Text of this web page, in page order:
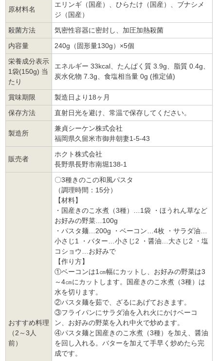
原材料名
エリンギ（国産）、ひらたけ（国産）、ブナシメ
ジ（国産）
殺菌方法
気密性容器に密封し、加圧加熱殺菌
内容量
240g（固形量130g）×5個
栄養成分表示
1袋(150g) 当
たり
エネルギー 33kcal、たんぱく質 3.9g、脂質 0.4g、
炭水化物 7.3g、食塩相当量 0g (推定値)
賞味期限
製造日より18ヶ月
保存方法
直射日光を避け、常温で保存してください。
製造所
兼貞シーケン株式会社
福岡県久留米市御井朝妻1-5-43
販売者
ホクト株式会社
長野県長野市南堀138-1
おすすめ料理
（2～3人
前）
〇3種きのこの和風パスタ
（調理時間：15分）
【材料】
・国産きのこ水煮（3種）…1袋 ・ほうれん草など
お好みの野菜…100g
・パスタ麺…200g ・ベーコン…4枚 ・サラダ油…
小さじ1 ・バター…小さじ2 ・醤油…大さじ2 ・塩
コショウ…お好みで
【作り方】
①ベーコンは1㎝幅にカットし、お好みの野菜は3
～4㎝にカットします。国産きのこ水煮（3種）は
水を切ります。
②パスタ麺を茹で、ざるにあげておきます。
③フライパンにサラダ油を入れ火にかけベーコ
ン、お好みの野菜を入れ中火で炒めます。
④パスタ麺と国産きのこ水煮（3種）を加え、醤油
を回し入れる。バターを加えて手早く炒めたら完
成です。